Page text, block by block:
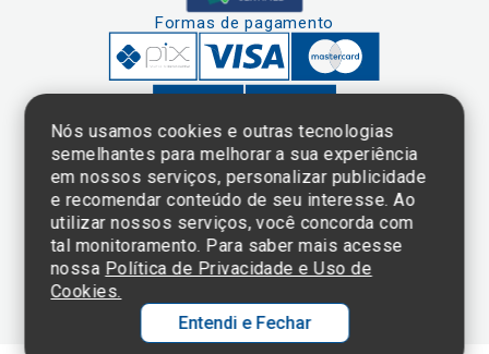
Formas de pagamento
Clique aqui
e consulte o
cadastro da
Instituição no
Sistema e-Mec
Nós usamos cookies e outras tecnologias
semelhantes para melhorar a sua experiência
em nossos serviços, personalizar publicidade
e recomendar conteúdo de seu interesse. Ao
utilizar nossos serviços, você concorda com
tal monitoramento. Para saber mais acesse
nossa Política de Privacidade e Uso de
Cookies.
Entendi e Fechar